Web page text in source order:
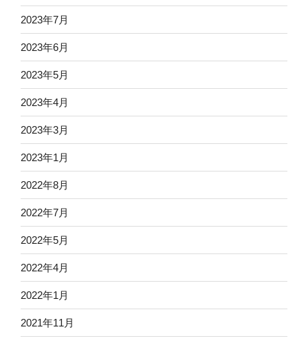
2023年7月
2023年6月
2023年5月
2023年4月
2023年3月
2023年1月
2022年8月
2022年7月
2022年5月
2022年4月
2022年1月
2021年11月